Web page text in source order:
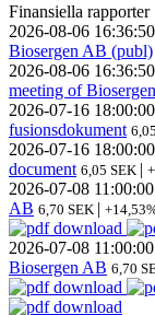
Finansiella rapporter
2026-08-06 16:36:50
Biosergen AB (publ)
2026-08-06 16:36:50
meeting of
2026-07-16 18:00:00
fusionsdokument
2026-07-16 18:00:00
document 6,05 SEK |
2026-07-08 11:00:00
AB 6,70 SEK |
2026-07-08 11:00:00
Biosergen AB 6,70